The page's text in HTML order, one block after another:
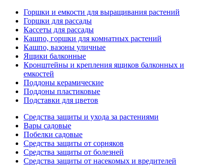
Горшки и емкости для выращивания растений
Горшки для рассады
Кассеты для рассады
Кашпо, горшки для комнатных растений
Кашпо, вазоны уличные
Ящики балконные
Кронштейны и крепления ящиков балконных и
емкостей
Поддоны керамические
Поддоны пластиковые
Подставки для цветов
Средства защиты и ухода за растениями
Вары садовые
Побелки садовые
Средства защиты от сорняков
Средства защиты от болезней
Средства защиты от насекомых и вредителей